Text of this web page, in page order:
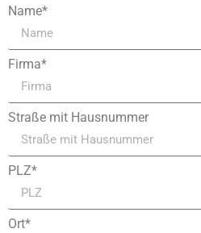
Name*
Firma*
Straße mit Hausnummer
PLZ*
Ort*